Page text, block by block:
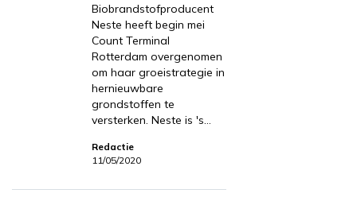
Biobrandstofproducent
Neste heeft begin mei
Count Terminal
Rotterdam overgenomen
om haar groeistrategie in
hernieuwbare
grondstoffen te
versterken. Neste is 's…
Redactie
11/05/2020